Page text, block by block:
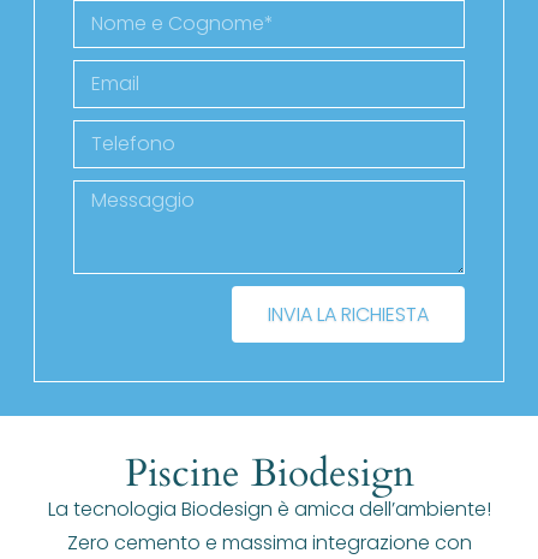
INVIA LA RICHIESTA
Piscine Biodesign
La tecnologia Biodesign è amica dell’ambiente!
Zero cemento e massima integrazione con